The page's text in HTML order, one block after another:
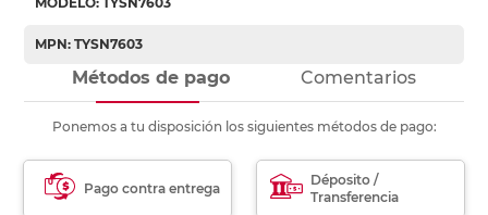
MPN: TYSN7603
Métodos de pago Comentarios
Ponemos a tu disposición los siguientes métodos de pago:
Pago contra entrega
Déposito /
Transferencia